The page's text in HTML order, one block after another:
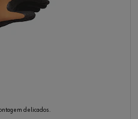
delicados.